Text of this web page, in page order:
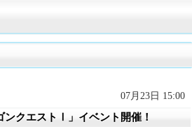
07月23日 15:00
ンクエストⅠ」イベント開催！